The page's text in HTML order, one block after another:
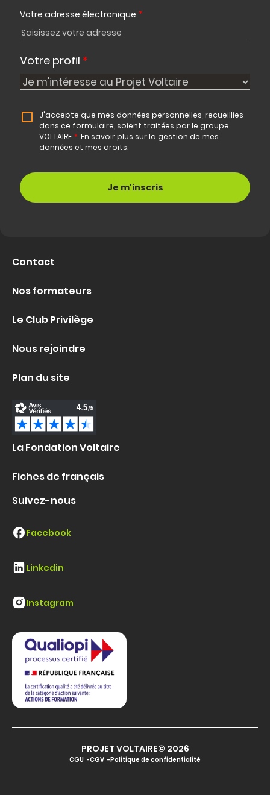
Votre adresse électronique *
Votre profil *
J'accepte que mes données personnelles, recueillies
dans ce formulaire, soient traitées par le groupe
VOLTAIRE *.En savoir plus sur la gestion de mes
données et mes droits.
Contact
Nos formateurs
Le Club Privilège
Nous rejoindre
Plan du site
La Fondation Voltaire
Fiches de français
Suivez-nous
Facebook
Linkedin
Instagram
PROJET VOLTAIRE© 2026
CGU CGV Politique de confidentialité